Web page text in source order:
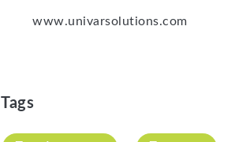
www.univarsolutions.com
Tags